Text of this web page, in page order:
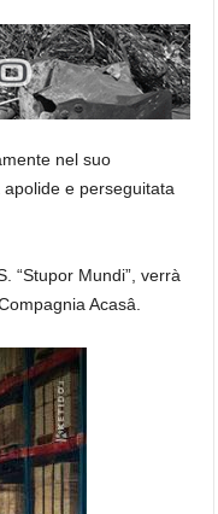
nel suo
e perseguitata
“Stupor Mundi”, verrà
Acasâ.